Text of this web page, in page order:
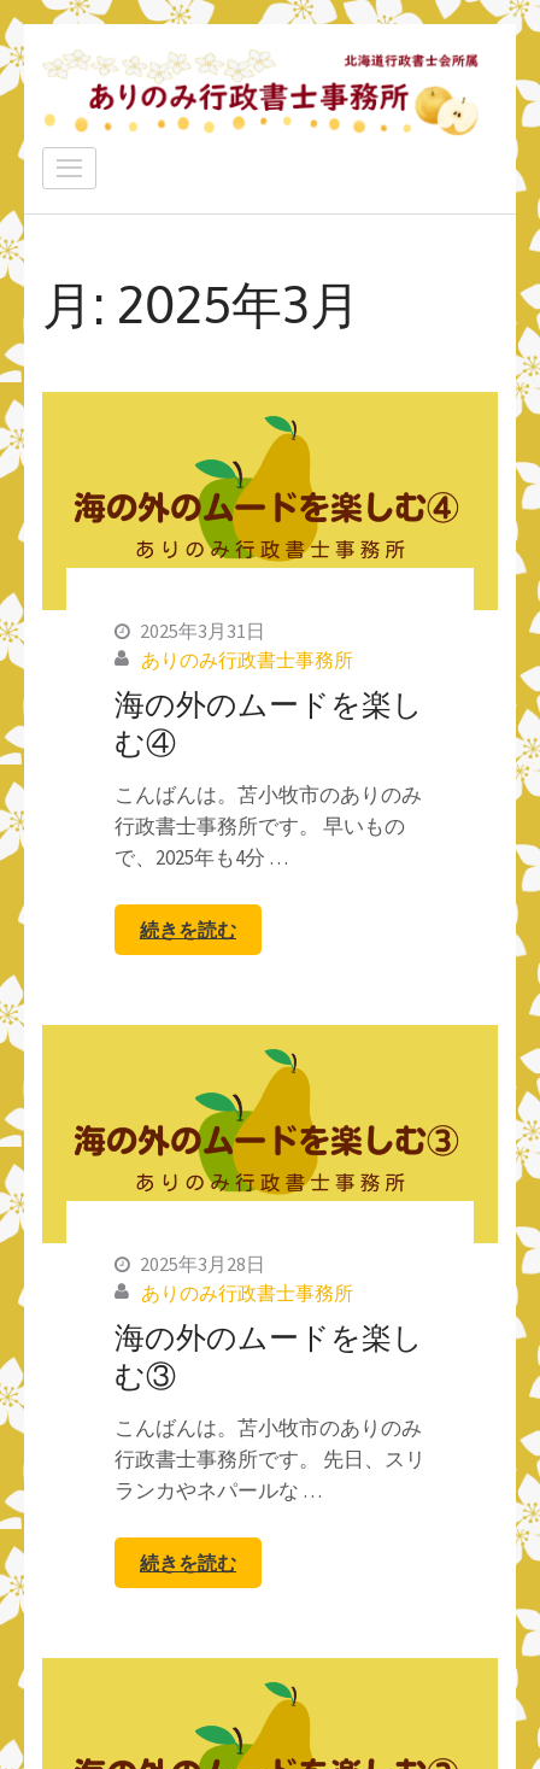
ン
ツ
へ
ス
キ
ッ
プ
(Enter
押
す)
ありのみ行政書士事務所
あなたのナシをアリ！に変えていきたい
月: 2025年3月
2025年3月31日
ありのみ行政書士事務所
海の外のムードを楽し
む④
こんばんは。苫小牧市のありのみ
行政書士事務所です。 早いもの
で、2025年も4分 …
続きを読む
2025年3月28日
ありのみ行政書士事務所
海の外のムードを楽し
む③
こんばんは。苫小牧市のありのみ
行政書士事務所です。 先日、スリ
ランカやネパールな …
続きを読む